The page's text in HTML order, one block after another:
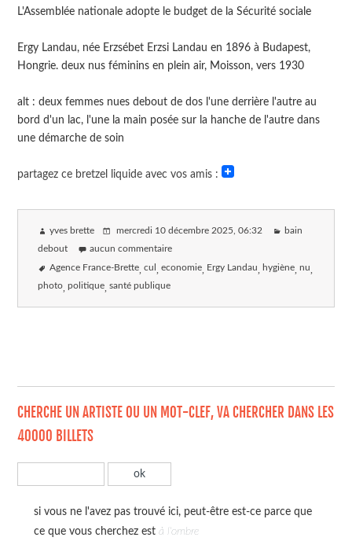
L'Assemblée nationale adopte le budget de la Sécurité sociale
Ergy Landau, née Erzsébet Erzsi Landau en 1896 à Budapest,
Hongrie. deux nus féminins en plein air, Moisson, vers 1930
alt : deux femmes nues debout de dos l'une derrière l'autre au
bord d'un lac, l'une la main posée sur la hanche de l'autre dans
une démarche de soin
partagez ce bretzel liquide avec vos amis :
yves brette mercredi 10 décembre 2025 , 06:32 bain
debout aucun commentaire
Agence France-Brette cul economie Ergy Landau hygiène nu
photo politique santé publique
CHERCHE UN ARTISTE OU UN MOT-CLEF, VA CHERCHER DANS LES
40000 BILLETS
si vous ne l'avez pas trouvé ici, peut-être est-ce parce que
ce que vous cherchez est à l'ombre